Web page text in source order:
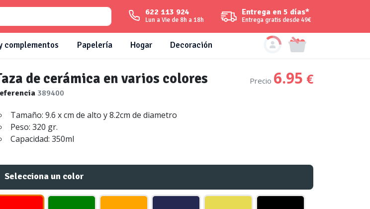
622 113 924
Lun a Vie de 8h a 18h
Entrega en 5 días*
Entrega gratis desde 49€
complementos Papelería Hogar Decoración
de cerámica en varios colores
389400
Precio 6.95 €
Tamaño: 9.6 x cm de alto y 8.2cm de diametro
Peso: 320 gr.
Capacidad: 350ml
Selecciona un color